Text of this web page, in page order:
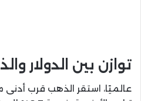
توازن بين الدولار
عالميًا، استقر الذهب قرب